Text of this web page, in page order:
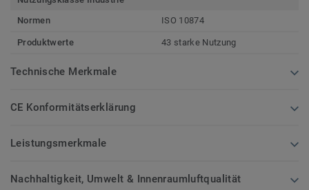
Normen
ISO 10874
Produktwerte 43 starke Nutzung
Technische Merkmale
CE Konformitätserklärung
Leistungsmerkmale
Nachhaltigkeit, Umwelt & Innenraumluftqualität